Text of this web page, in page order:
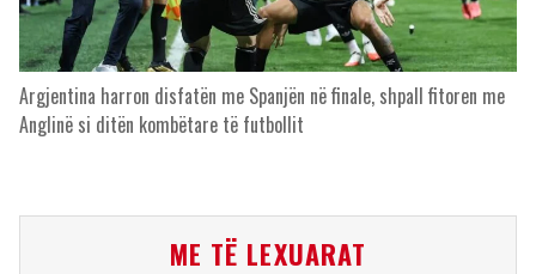
Argjentina harron disfatën me Spanjën në finale, shpall fitoren me
Anglinë si ditën kombëtare të futbollit
ME TË LEXUARAT